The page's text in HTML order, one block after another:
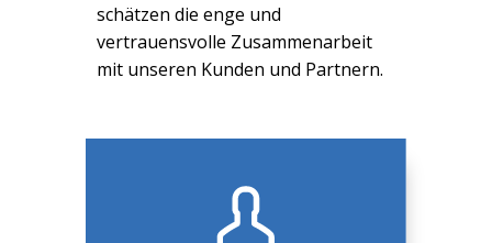
schätzen die enge und
vertrauensvolle Zusammenarbeit
mit unseren Kunden und Partnern.